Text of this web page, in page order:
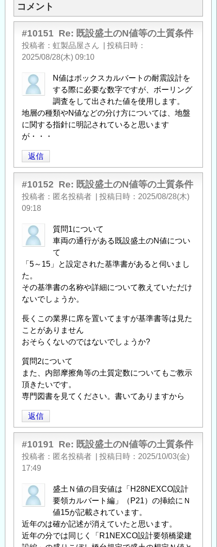
コメント
#10151 Re: 既設盛土のN値等の土質条件
投稿者 虹製品屋さん
投稿日時
2025/08/28(木) 09:10
N値はボックスカルバートの耐震設計を
する際に必要な数字ですが、ボーリング
調査をして出された値を使用します。
地層の種類やN値などの分け方については、地盤
に関する指針に明記されていると思います
が・・・
返信
#10152 Re: 既設盛土のN値等の土質条件
投稿者 匿名投稿者 投稿日時
2025/08/28(木)
09:18
質問1について
車両の通行がある既設盛土のN値につい
て
「5～15」と設定された基準書があると伺いまし
た。
その基準書の名称や詳細について教えていただけ
ないでしょうか。
長くこの業界に席を置いてますが基準書等は見た
ことがありません
おそらくないのではないでしょうか?
質問2について
また、内部摩擦角等の土質定数についてもご教示
頂きたいです。
専門図書を見てください。書いてありますから
返信
#10191 Re: 既設盛土のN値等の土質条件
投稿者 匿名投稿者 投稿日時
2025/10/03(金)
17:49
盛土Ｎ値の目安値は「H28NEXCO設計
要領カルバート編」（P21）の挿絵にＮ
値15が記載されています。
近年のは確か記述が消えていたと思います。
近年の分では同じく「R1NEXCO設計要領橋梁建